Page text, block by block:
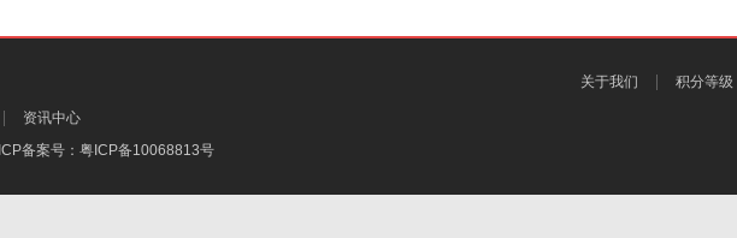
资讯中心
ICP备案号： 粤ICP备10068813号
关于我们 积分等级